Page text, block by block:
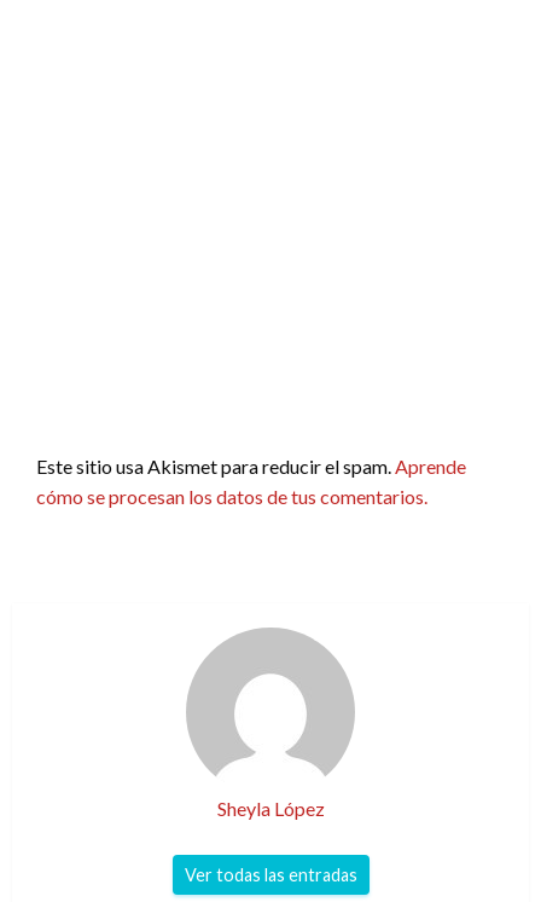
Este sitio usa Akismet para reducir el spam. Aprende
cómo se procesan los datos de tus comentarios.
Sheyla López
Ver todas las entradas